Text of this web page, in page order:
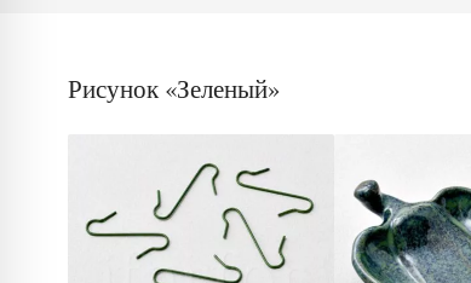
Рисунок «Зеленый»